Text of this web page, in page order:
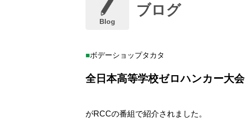
Blog
ブログ
ボデーショップタカタ
全日本高等学校ゼロハンカー大会
がRCCの番組で紹介されました。